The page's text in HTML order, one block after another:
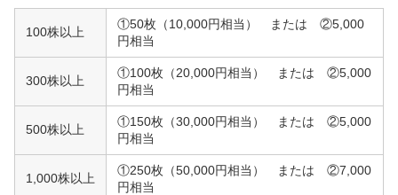
100株以上
①50枚（10,000円相当） または ②5,000
円相当
300株以上
①100枚（20,000円相当） または ②5,000
円相当
500株以上
①150枚（30,000円相当） または ②5,000
円相当
1,000株以上
①250枚（50,000円相当） または ②7,000
円相当